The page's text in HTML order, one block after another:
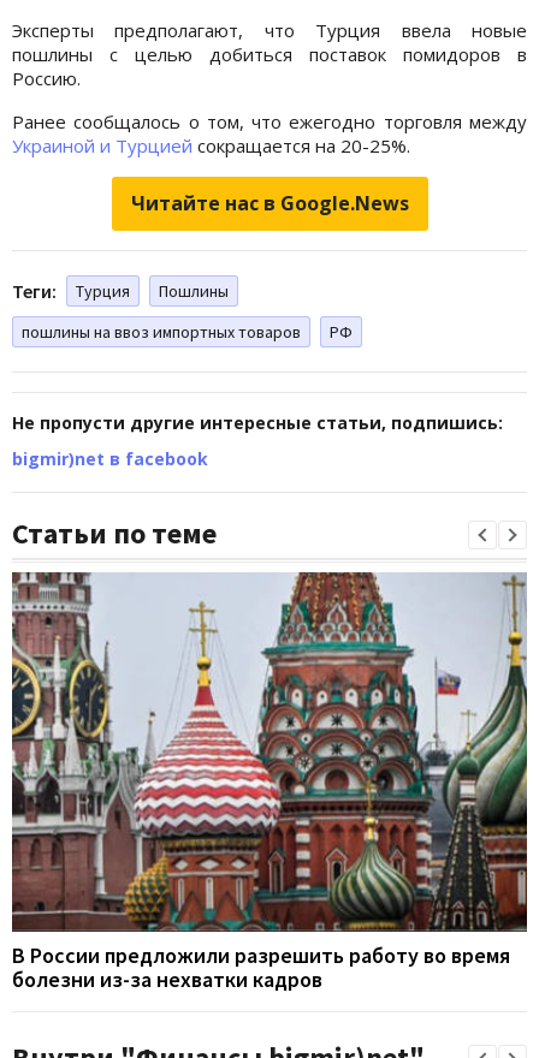
Эксперты предполагают, что Турция ввела новые
пошлины с целью добиться поставок помидоров в
Россию.
Ранее сообщалось о том, что ежегодно торговля между
Украиной и Турцией сокращается на 20-25%.
Читайте нас в Google.News
Теги: Турция
Пошлины
пошлины на ввоз импортных товаров
РФ
Не пропусти другие интересные статьи, подпишись:
bigmir)net в facebook
Статьи по теме
В России предложили разрешить работу во время
болезни из-за нехватки кадров